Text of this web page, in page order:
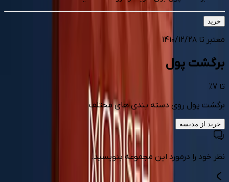
خرید
معتبر تا ۱۴۱۰/۱۲/۲۸
برگشت پول
تا 7
%
برگشت پول روی دسته بندی های مختلف
خرید از مدیسه
نظر خود را درمورد این مجموعه بنویسید.